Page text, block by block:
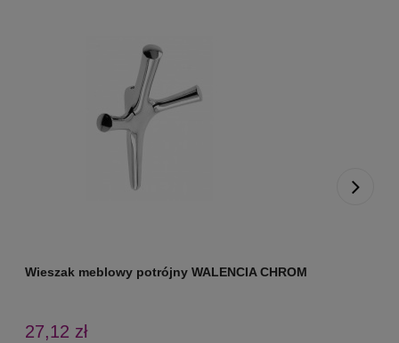
Wieszak meblowy potrójny WALENCIA CHROM
27,12 zł